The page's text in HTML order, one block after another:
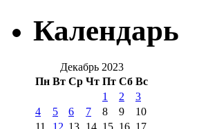
Календарь
Декабрь 2023
Пн Вт Ср Чт Пт Сб Вс
1 2
3
4
5 6 7 8 9
10
11
12 13 14 15 16 17